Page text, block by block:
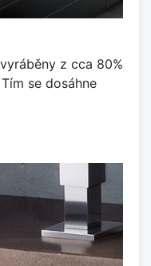
z cca 80%
se dosáhne